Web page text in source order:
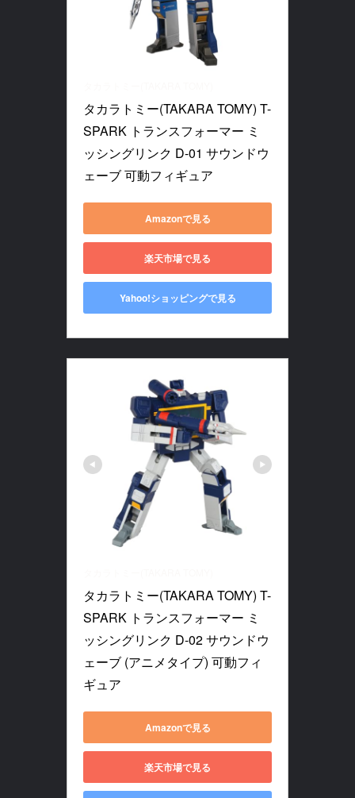
タカラトミー(TAKARA TOMY) T-
SPARK トランスフォーマー ミ
ッシングリンク D-01 サウンドウ
ェーブ 可動フィギュア
Amazonで見る
楽天市場で見る
Yahoo!ショッピングで見る
タカラトミー(TAKARA TOMY) T-
SPARK トランスフォーマー ミ
ッシングリンク D-02 サウンドウ
ェーブ (アニメタイプ) 可動フィ
ギュア
Amazonで見る
楽天市場で見る